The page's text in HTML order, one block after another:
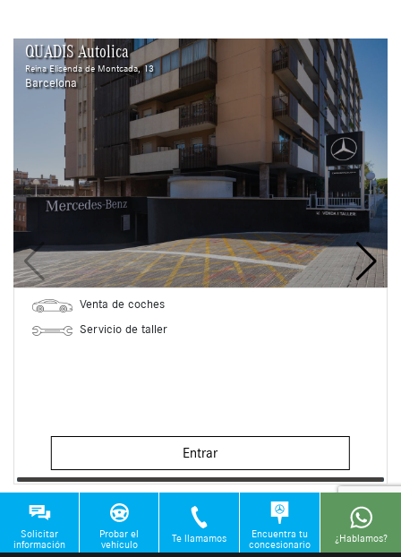
QUADIS Autolica
Reina Elisenda de Montcada, 13
Barcelona
Venta de coches
Servicio de taller
Entrar
Solicitar
información
Probar el
vehículo
Te llamamos
Encuentra tu
concesionario
¿Hablamos?